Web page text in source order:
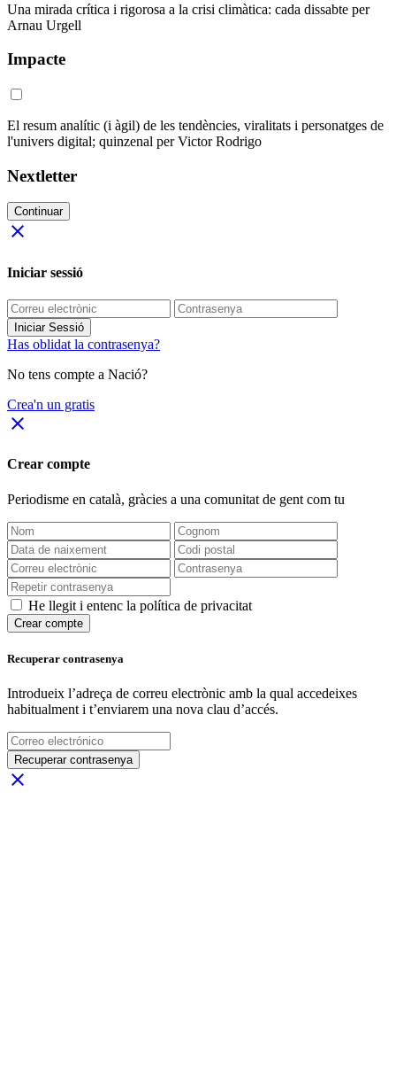
Una mirada crítica i rigorosa a la crisi climàtica: cada dissabte per
Arnau Urgell
Impacte
El resum analític (i àgil) de les tendències, viralitats i personatges de
l'univers digital; quinzenal per Victor Rodrigo
Nextletter
Continuar
close
Iniciar sessió
Iniciar Sessió
Has oblidat la contrasenya?
No tens compte a Nació?
Crea'n un gratis
close
Crear compte
Periodisme en català, gràcies a una comunitat de gent com tu
He llegit i entenc la política de privacitat
Crear compte
Recuperar contrasenya
Introdueix l’adreça de correu electrònic amb la qual accedeixes
habitualment i t’enviarem una nova clau d’accés.
Recuperar contrasenya
close